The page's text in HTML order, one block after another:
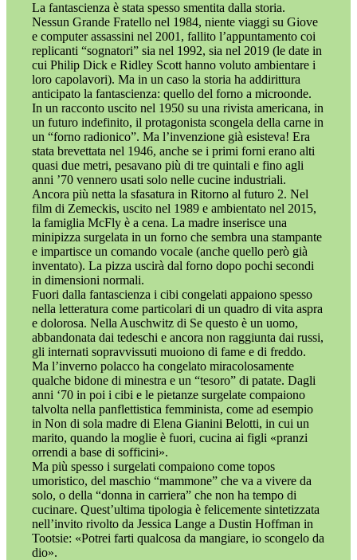
La fantascienza è stata spesso smentita dalla storia.
Nessun Grande Fratello nel 1984, niente viaggi su Giove
e computer assassini nel 2001, fallito l’appuntamento coi
replicanti “sognatori” sia nel 1992, sia nel 2019 (le date in
cui Philip Dick e Ridley Scott hanno voluto ambientare i
loro capolavori). Ma in un caso la storia ha addirittura
anticipato la fantascienza: quello del forno a microonde.
In un racconto uscito nel 1950 su una rivista americana, in
un futuro indefinito, il protagonista scongela della carne in
un “forno radionico”. Ma l’invenzione già esisteva! Era
stata brevettata nel 1946, anche se i primi forni erano alti
quasi due metri, pesavano più di tre quintali e fino agli
anni ’70 vennero usati solo nelle cucine industriali.
Ancora più netta la sfasatura in Ritorno al futuro 2. Nel
film di Zemeckis, uscito nel 1989 e ambientato nel 2015,
la famiglia McFly è a cena. La madre inserisce una
minipizza surgelata in un forno che sembra una stampante
e impartisce un comando vocale (anche quello però già
inventato). La pizza uscirà dal forno dopo pochi secondi
in dimensioni normali.
Fuori dalla fantascienza i cibi congelati appaiono spesso
nella letteratura come particolari di un quadro di vita aspra
e dolorosa. Nella Auschwitz di Se questo è un uomo,
abbandonata dai tedeschi e ancora non raggiunta dai russi,
gli internati sopravvissuti muoiono di fame e di freddo.
Ma l’inverno polacco ha congelato miracolosamente
qualche bidone di minestra e un “tesoro” di patate. Dagli
anni ‘70 in poi i cibi e le pietanze surgelate compaiono
talvolta nella panflettistica femminista, come ad esempio
in Non di sola madre di Elena Gianini Belotti, in cui un
marito, quando la moglie è fuori, cucina ai figli «pranzi
orrendi a base di sofficini».
Ma più spesso i surgelati compaiono come topos
umoristico, del maschio “mammone” che va a vivere da
solo, o della “donna in carriera” che non ha tempo di
cucinare. Quest’ultima tipologia è felicemente sintetizzata
nell’invito rivolto da Jessica Lange a Dustin Hoffman in
Tootsie: «Potrei farti qualcosa da mangiare, io scongelo da
dio».